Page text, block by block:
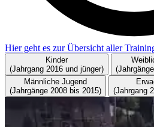
Hier geht es zur Über­sicht aller
Kinder
(Jahrgang 2016 und jünger)
Männliche Jugend
(Jahrgänge 2008 bis 2015)
(Jahrgang